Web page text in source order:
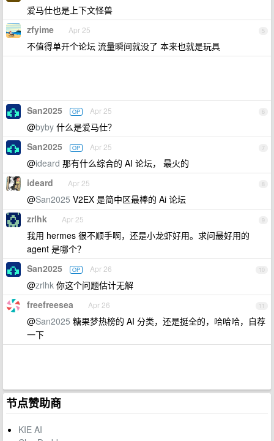
爱马仕也是上下文怪兽
5
zfyime Apr 25
不值得单开个论坛 流量瞬间就没了 本来也就是玩具
6
San2025 OP Apr 25
@byby 什么是爱马仕？
7
San2025 OP Apr 25
@ideard 那有什么综合的 AI 论坛， 最火的
8
ideard Apr 25
@San2025 V2EX 是简中区最棒的 Ai 论坛
9
zrlhk Apr 25
我用 hermes 很不顺手啊，还是小龙虾好用。求问最好用的
agent 是哪个？
10
San2025 OP Apr 26
@zrlhk 你这个问题估计无解
11
freefreesea Apr 26
@San2025 糖果梦热榜的 AI 分类，还是挺全的，哈哈哈，自荐
一下
节点赞助商
KIE AI